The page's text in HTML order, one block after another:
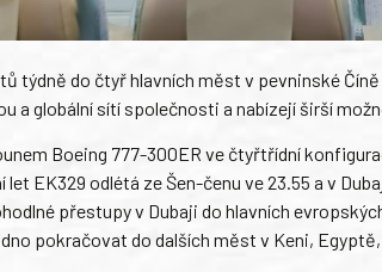
týdně do čtyř hlavních měst v pevninské
a globální sítí společnosti a nabízejí širší
Boeing 777-300ER ve čtyřtřídní
EK329 odlétá ze Šen-čenu ve 23.55 a v
přestupy v Dubaji do hlavních
pokračovat do dalších měst v Keni,